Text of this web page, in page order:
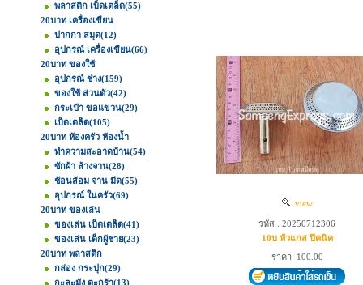
พลาสติก เบ็ดเตล็ด(55)
20บาท เครื่องเขียน
ปากกา สมุด(12)
อุปกรณ์ เครื่องเขียน(66)
20บาท ของใช้
อุปกรณ์ ช่าง(159)
ของใช้ ส่วนตัว(42)
กระเป๋า ขอแขวน(29)
เบ็ดเตล็ด(105)
20บาท ห้องครัว ห้องน้ำ
ทำความสะอาดบ้าน(54)
ซักผ้า ล้างจาน(28)
ช้อนส้อม จาน มีด(55)
อุปกรณ์ ในครัว(69)
20บาท ของเล่น
ของเล่น เบ็ดเตล็ด(41)
ของเล่น เด็กผู้ชาย(23)
20บาท พลาสติก
กล่อง กระปุก(29)
กะละมัง ตะกร้า(13)
view
รหัส : 20250712306
10บ หัวแกส ปิคนิค
ราคา: 100.00